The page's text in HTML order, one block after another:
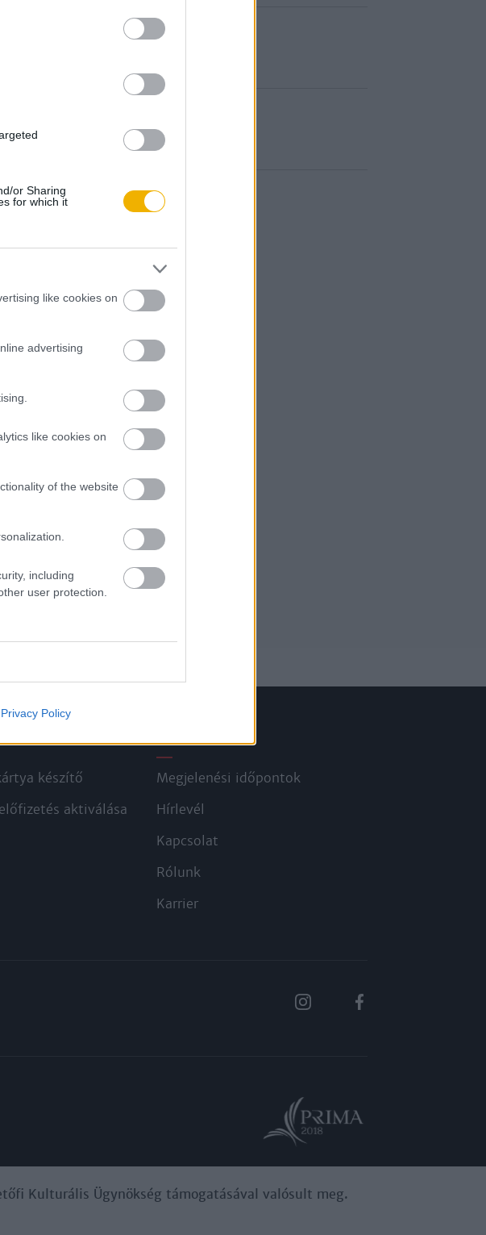
or Sharing
for which it
like cookies on
advertising
like cookies on
of the website
including
user protection.
Privacy Policy
készítő
aktiválása
Megjelenési időpontok
Hírlevél
Kapcsolat
Rólunk
Karrier
Kulturális Ügynökség támogatásával valósult meg.